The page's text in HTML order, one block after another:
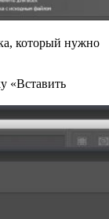
который нужно
«Вставить